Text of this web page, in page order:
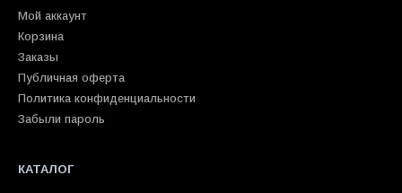
Мой аккаунт
Корзина
Заказы
Публичная оферта
Политика конфиденциальности
Забыли пароль
КАТАЛОГ